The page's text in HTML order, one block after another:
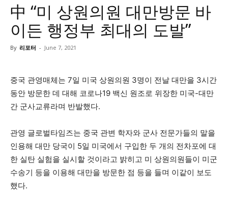
中 “미 상원의원 대만방문 바
이든 행정부 최대의 도발”
By 리포터 - June 7, 2021
중국 관영매체는 7일 미국 상원의원 3명이 전날 대만을 3시간
동안 방문한 데 대해 코로나19 백신 원조로 위장한 미국-대만
간 군사교류라며 반발했다.
관영 글로벌타임즈는 중국 관변 학자와 군사 전문가들의 말을
인용해 대만 당국이 5일 미국에서 구입한 두 개의 전차포에 대
한 실탄 실험을 실시할 것이라고 밝히고 미 상원의원들이 미군
수송기 등을 이용해 대만을 방문한 점 등을 들며 이같이 보도
했다.